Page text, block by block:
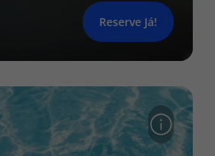
Reserve Já!